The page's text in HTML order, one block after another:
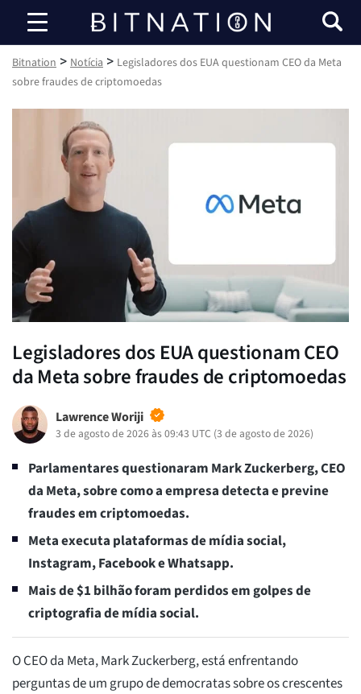
Bitnation
Bitnation > Notícia > Legisladores dos EUA questionam CEO da Meta
sobre fraudes de criptomoedas
Legisladores dos EUA questionam CEO
da Meta sobre fraudes de criptomoedas
Lawrence Woriji
3 de agosto de 2026 às 09:43 UTC (3 de agosto de 2026)
Parlamentares questionaram Mark Zuckerberg, CEO
da Meta, sobre como a empresa detecta e previne
fraudes em criptomoedas.
Meta executa plataformas de mídia social,
Instagram, Facebook e Whatsapp.
Mais de $1 bilhão foram perdidos em golpes de
criptografia de mídia social.
O CEO da Meta, Mark Zuckerberg, está enfrentando
perguntas de um grupo de democratas sobre os crescentes